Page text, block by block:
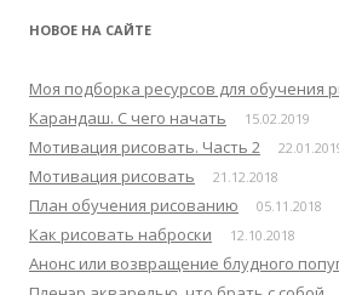
т
:
НОВОЕ НА САЙТЕ
Моя подборка ресурсов для обучения
Карандаш. С чего начать 15.02.2019
Мотивация рисовать. Часть 2
Мотивация рисовать 21.12.2018
План обучения рисованию 05.11.2018
Как рисовать наброски 12.10.2018
Анонс или возвращение блудного